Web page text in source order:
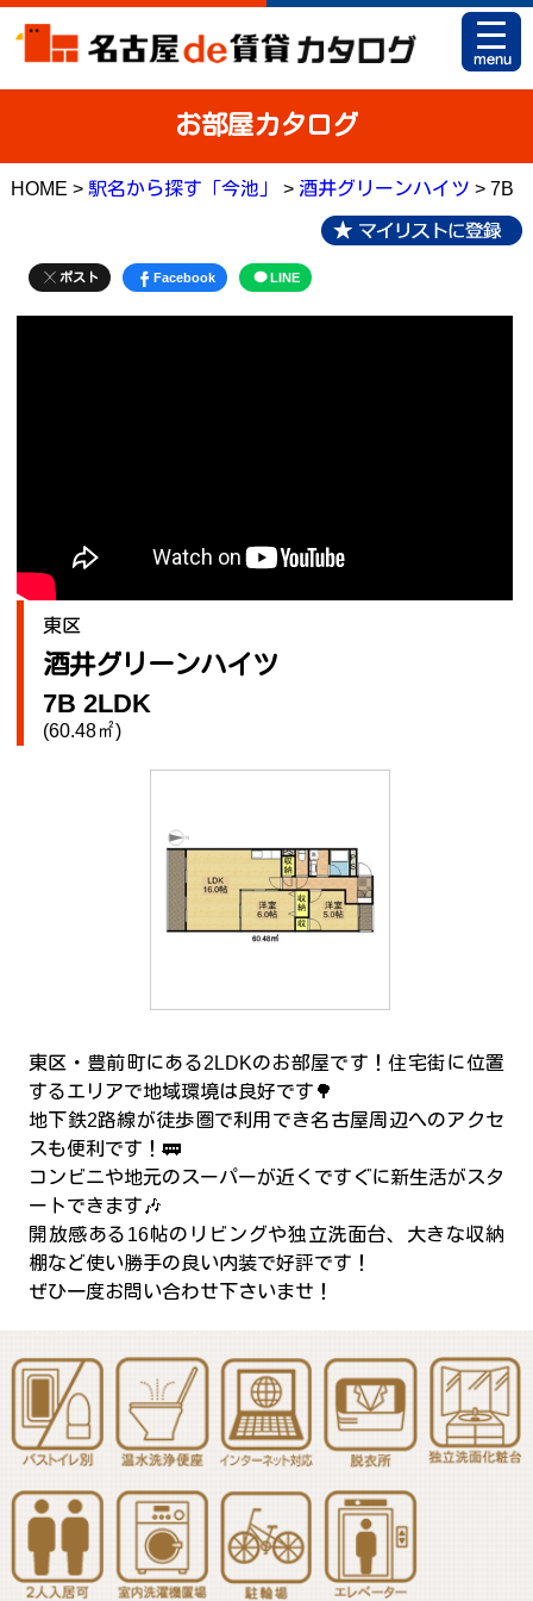
お部屋カタログ
HOME > 駅名から探す「今池」 > 酒井グリーンハイツ > 7B
ポスト Facebook LINE
東区
酒井グリーンハイツ
7B 2LDK
(60.48㎡)
東区・豊前町にある2LDKのお部屋です！住宅街に位置
するエリアで地域環境は良好です🌳
地下鉄2路線が徒歩圏で利用でき名古屋周辺へのアクセ
スも便利です！🚃
コンビニや地元のスーパーが近くですぐに新生活がスタ
ートできます🎶
開放感ある16帖のリビングや独立洗面台、大きな収納
棚など使い勝手の良い内装で好評です！
ぜひ一度お問い合わせ下さいませ！
駅名から探す